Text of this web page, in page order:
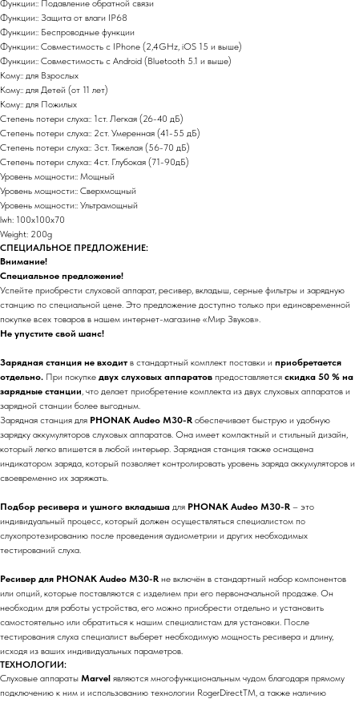
Функции:: Подавление обратной связи
Функции:: Защита от влаги IP68
Функции:: Беспроводные функции
Функции:: Совместимость с IPhone (2,4GHz, iOS 15 и выше)
Функции:: Совместимость с Android (Bluetooth 5.1 и выше)
Кому:: для Взрослых
Кому:: для Детей (от 11 лет)
Кому:: для Пожилых
Степень потери слуха:: 1ст. Легкая (26-40 дБ)
Степень потери слуха:: 2ст. Умеренная (41-55 дБ)
Степень потери слуха:: 3ст. Тяжелая (56-70 дБ)
Степень потери слуха:: 4ст. Глубокая (71-90дБ)
Уровень мощности:: Мощный
Уровень мощности:: Сверхмощный
Уровень мощности:: Ультрамощный
lwh: 100x100x70
Weight: 200g
СПЕЦИАЛЬНОЕ ПРЕДЛОЖЕНИЕ:
Внимание!
Специальное предложение!
Успейте приобрести слуховой аппарат, ресивер, вкладыш, серные фильтры и зарядную
станцию по специальной цене. Это предложение доступно только при единовременной
покупке всех товаров в нашем интернет-магазине «Мир Звуков».
Не упустите свой шанс!
Зарядная станция не входит в стандартный комплект поставки и приобретается
отдельно. При покупке двух слуховых аппаратов предоставляется скидка 50 % на
зарядные станции, что делает приобретение комплекта из двух слуховых аппаратов и
зарядной станции более выгодным.
Зарядная станция для PHONAK Audeo М30-R обеспечивает быструю и удобную
зарядку аккумуляторов слуховых аппаратов. Она имеет компактный и стильный дизайн,
который легко впишется в любой интерьер. Зарядная станция также оснащена
индикатором заряда, который позволяет контролировать уровень заряда аккумуляторов и
своевременно их заряжать.
Подбор ресивера и ушного вкладыша для PHONAK Audeo М30-R – это
индивидуальный процесс, который должен осуществляться специалистом по
слухопротезированию после проведения аудиометрии и других необходимых
тестирований слуха.
Ресивер для PHONAK Audeo М30-R не включён в стандартный набор компонентов
или опций, которые поставляются с изделием при его первоначальной продаже. Он
необходим для работы устройства, его можно приобрести отдельно и установить
самостоятельно или обратиться к нашим специалистам для установки. После
тестирования слуха специалист выберет необходимую мощность ресивера и длину,
исходя из ваших индивидуальных параметров.
ТЕХНОЛОГИИ:
Слуховые аппараты Marvel являются многофункциональным чудом благодаря прямому
подключению к ним и использованию технологии RogerDirectTM, а также наличию